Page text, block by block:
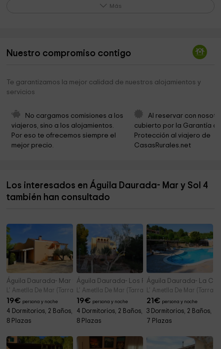
Cala Cementerio 1,1 km
zone santes créus poligon
Museu de Ceràmica Popular
Tossal de Montagut
Cala Dels Pins Escalada 6,8 km
Ayuntamiento Del Perelló 7,3 km
Más
Nuestro compromiso contigo
Te garantizamos la mejor calidad de nuestros alojamientos y
servicios
No cargamos comisiones a los
viajeros, sino a los alojamientos.
Por eso te ofrecemos siempre el
mejor precio.
Al reservar con
cubierto por la Garantía
Protección al viajero de
CasasRurales.net
Los interesados en Águila Daurada- Mar y Sol 4
también han consultado
Águila Daurada- Mar y Sol 5
L' Ametlla De Mar (Tarragona)
19€ persona y noche
4 Dormitorios, 2 Baños,
8 Plazas
Águila Daurada- Los Pinos
L' Ametlla De Mar (Tarragona)
19€ persona y noche
4 Dormitorios, 2 Baños,
8 Plazas
Águila Daurada- La
L' Ametlla De Mar
21€ persona y noche
3 Dormitorios, 2 Baños,
7 Plazas